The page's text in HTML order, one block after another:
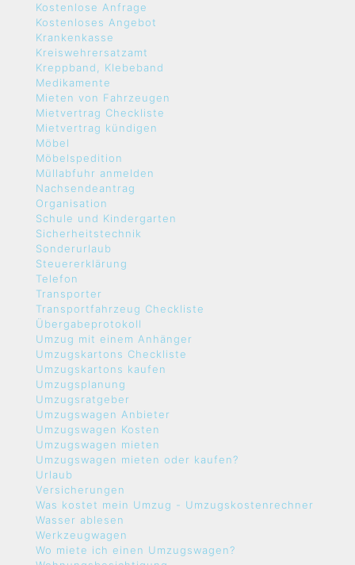
Kostenlose Anfrage
Kostenloses Angebot
Krankenkasse
Kreiswehrersatzamt
Kreppband, Klebeband
Medikamente
Mieten von Fahrzeugen
Mietvertrag Checkliste
Mietvertrag kündigen
Möbel
Möbelspedition
Müllabfuhr anmelden
Nachsendeantrag
Organisation
Schule und Kindergarten
Sicherheitstechnik
Sonderurlaub
Steuererklärung
Telefon
Transporter
Transportfahrzeug Checkliste
Übergabeprotokoll
Umzug mit einem Anhänger
Umzugskartons Checkliste
Umzugskartons kaufen
Umzugsplanung
Umzugsratgeber
Umzugswagen Anbieter
Umzugswagen Kosten
Umzugswagen mieten
Umzugswagen mieten oder kaufen?
Urlaub
Versicherungen
Was kostet mein Umzug - Umzugskostenrechner
Wasser ablesen
Werkzeugwagen
Wo miete ich einen Umzugswagen?